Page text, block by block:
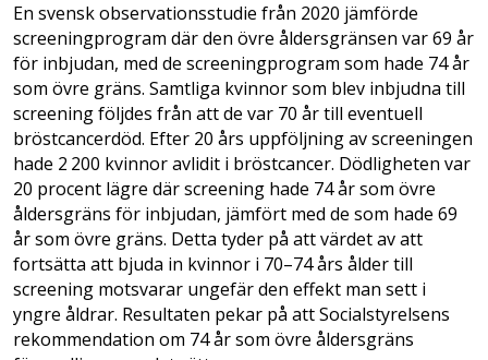
En svensk observationsstudie från 2020 jämförde
screeningprogram där den övre åldersgränsen var 69 år
för inbjudan, med de screeningprogram som hade 74 år
som övre gräns. Samtliga kvinnor som blev inbjudna till
screening följdes från att de var 70 år till eventuell
bröstcancerdöd. Efter 20 års upp­följning av screeningen
hade 2 200 kvinnor avlidit i bröstcancer. Dödligheten var
20 pro­cent lägre där screening hade 74 år som övre
åldersgräns för inbjudan, jämfört med de som hade 69
år som övre gräns. Detta tyder på att värdet av att
fortsätta att bjuda in kvinnor i 70–74 års ålder till
screening motsvarar ungefär den effekt man sett i
yngre åldrar. Resultaten pekar på att Socialstyrelsens
rekommendation om 74 år som övre åldersgräns